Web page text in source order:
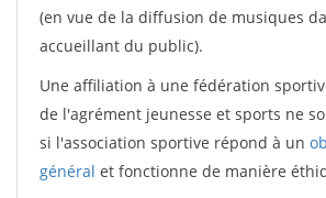
(en vue de la diffusion de musiques
accueillant du public).
Une affiliation à une fédération
de l'agrément jeunesse et sports ne
si l'association sportive répond à un
général et fonctionne de manière